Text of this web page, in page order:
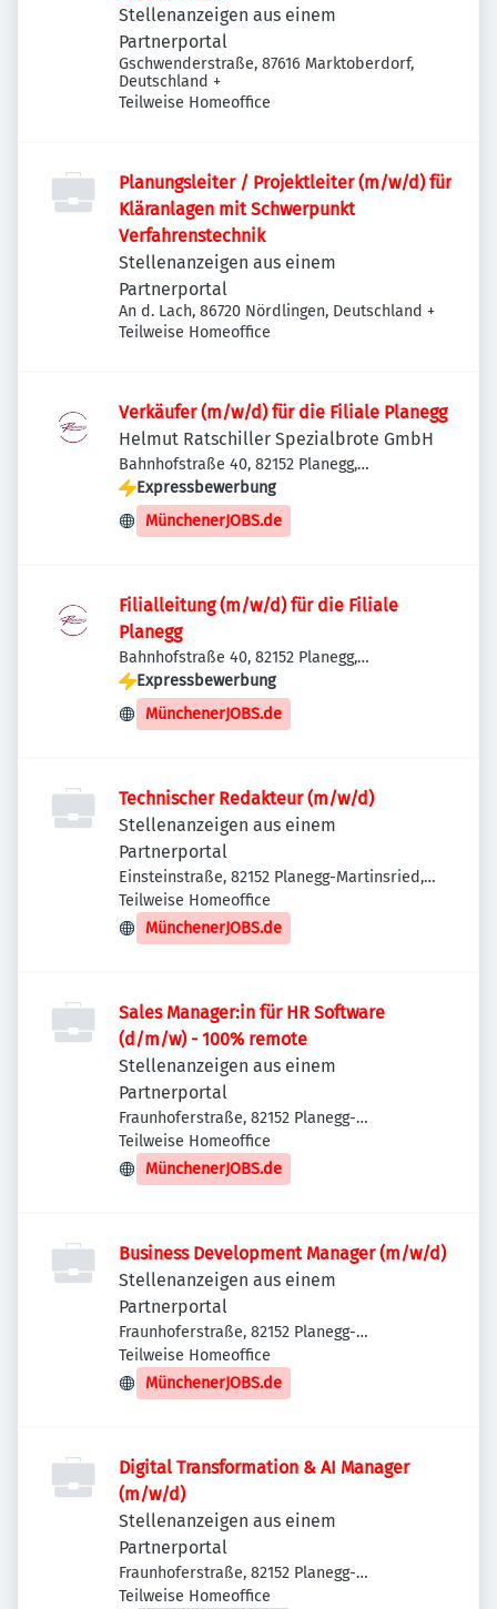
Stellenanzeigen aus einem
Partnerportal
Gschwenderstraße, 87616 Marktoberdorf,
Deutschland +
Teilweise Homeoffice
Planungsleiter / Projektleiter (m/w/d) für
Kläranlagen mit Schwerpunkt
Verfahrenstechnik
Stellenanzeigen aus einem
Partnerportal
An d. Lach, 86720 Nördlingen, Deutschland +
Teilweise Homeoffice
Verkäufer (m/w/d) für die Filiale Planegg
Helmut Ratschiller Spezialbrote GmbH
Bahnhofstraße 40, 82152 Planegg,
Deutschland
Expressbewerbung
MünchenerJOBS.de
Filialleitung (m/w/d) für die Filiale
Planegg
Bahnhofstraße 40, 82152 Planegg,
Deutschland
Expressbewerbung
MünchenerJOBS.de
Technischer Redakteur (m/w/d)
Stellenanzeigen aus einem
Partnerportal
Einsteinstraße, 82152 Planegg-Martinsried,
Deutschland
Teilweise Homeoffice
MünchenerJOBS.de
Sales Manager:in für HR Software
(d/m/w) - 100% remote
Stellenanzeigen aus einem
Partnerportal
Fraunhoferstraße, 82152 Planegg-
Martinsried, Deutschland
Teilweise Homeoffice
MünchenerJOBS.de
Business Development Manager (m/w/d)
Stellenanzeigen aus einem
Partnerportal
Fraunhoferstraße, 82152 Planegg-
Martinsried, Deutschland
Teilweise Homeoffice
MünchenerJOBS.de
Digital Transformation & AI Manager
(m/w/d)
Stellenanzeigen aus einem
Partnerportal
Fraunhoferstraße, 82152 Planegg-
Martinsried, Deutschland
Teilweise Homeoffice